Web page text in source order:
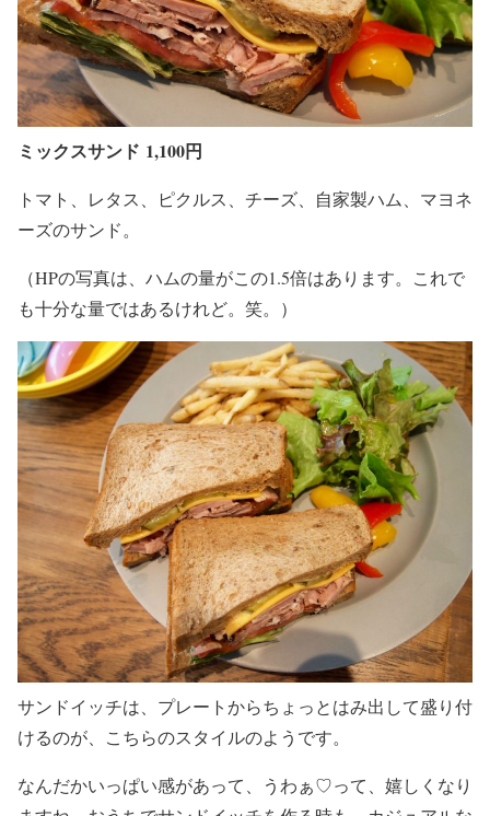
ミックスサンド 1,100円
トマト、レタス、ピクルス、チーズ、自家製ハム、マヨネ
ーズのサンド。
（HPの写真は、ハムの量がこの1.5倍はあります。これで
も十分な量ではあるけれど。笑。）
サンドイッチは、プレートからちょっとはみ出して盛り付
けるのが、こちらのスタイルのようです。
なんだかいっぱい感があって、うわぁ♡って、嬉しくなり